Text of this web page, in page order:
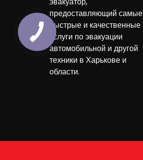
предоставляющий самые
быстрые и качественные
услуги по эвакуации
автомобильной и другой
техники в Харькове и
области.